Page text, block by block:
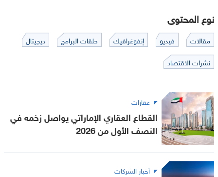
نوع المحتوى
مقالات فيديو إنفوغرافيك حلقات البرامج
ديجيتال
نشرات الاقتصاد
عقارات
القطاع العقاري الإماراتي يواصل زخمه في
النصف الأول من 2026
أخبار الشركات